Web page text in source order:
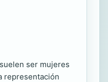
ser mujeres
representación